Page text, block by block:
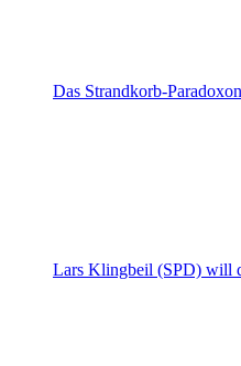
Das Strandkorb-
Lars Klingbeil (SPD) will